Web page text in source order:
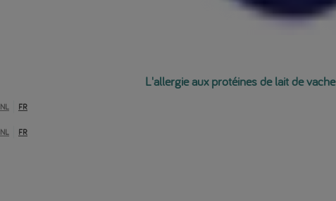
L'allergie aux protéines de lait de vache
NL FR
NL FR